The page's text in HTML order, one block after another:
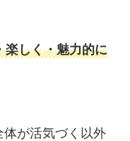
楽しく・魅力的に
体が活気づく以外